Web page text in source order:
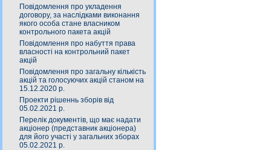
Повідомлення про укладення
договору, за наслідками виконання
якого особа стане власником
контрольного пакета акцій
Повідомлення про набуття права
власності на контрольний пакет
акцій
Повідомлення про загальну кількість
акцій та голосуючих акцій станом на
15.12.2020 р.
Проекти рішеннь зборів від
05.02.2021 р.
Перелік документів, що має надати
акціонер (представник акціонера)
для його участі у загальних зборах
05.02.2021 р.